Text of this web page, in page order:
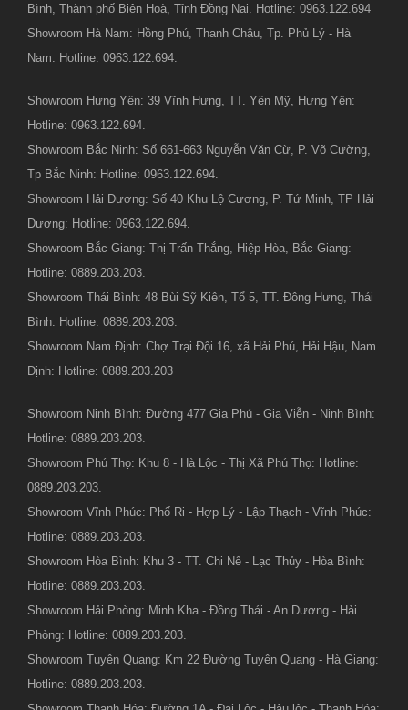
Bình, Thành phố Biên Hoà, Tỉnh Đồng Nai. Hotline: 0963.122.694
Showroom Hà Nam: Hồng Phú, Thanh Châu, Tp. Phủ Lý - Hà
Nam: Hotline: 0963.122.694.
Showroom Hưng Yên: 39 Vĩnh Hưng, TT. Yên Mỹ, Hưng Yên:
Hotline: 0963.122.694.
Showroom Bắc Ninh: Số 661-663 Nguyễn Văn Cừ, P. Võ Cường,
Tp Bắc Ninh: Hotline: 0963.122.694.
Showroom Hải Dương: Số 40 Khu Lộ Cương, P. Tứ Minh, TP Hải
Dương: Hotline: 0963.122.694.
Showroom Bắc Giang: Thị Trấn Thắng, Hiệp Hòa, Bắc Giang:
Hotline: 0889.203.203.
Showroom Thái Bình: 48 Bùi Sỹ Kiên, Tổ 5, TT. Đông Hưng, Thái
Bình: Hotline: 0889.203.203.
Showroom Nam Định: Chợ Trại Đội 16, xã Hải Phú, Hải Hậu, Nam
Định: Hotline: 0889.203.203
Showroom Ninh Bình: Đường 477 Gia Phú - Gia Viễn - Ninh Bình:
Hotline: 0889.203.203.
Showroom Phú Thọ: Khu 8 - Hà Lộc - Thị Xã Phú Thọ: Hotline:
0889.203.203.
Showroom Vĩnh Phúc: Phố Ri - Hợp Lý - Lập Thạch - Vĩnh Phúc:
Hotline: 0889.203.203.
Showroom Hòa Bình: Khu 3 - TT. Chi Nê - Lạc Thủy - Hòa Bình:
Hotline: 0889.203.203.
Showroom Hải Phòng: Minh Kha - Đồng Thái - An Dương - Hải
Phòng: Hotline: 0889.203.203.
Showroom Tuyên Quang: Km 22 Đường Tuyên Quang - Hà Giang:
Hotline: 0889.203.203.